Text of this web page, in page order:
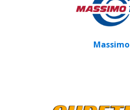
Massimo